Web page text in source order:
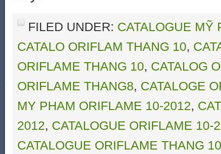
FILED UNDER: CATALOGUE MỸ
CATALO ORIFLAM THANG 10,
ORIFLAME THANG 10, CATALOG
ORIFLAME THANG8, CATALOGE
MY PHAM ORIFLAME 10-2012,
2012, CATALOGUE ORIFLAME 10-
CATALOGUE ORIFLAME THANG